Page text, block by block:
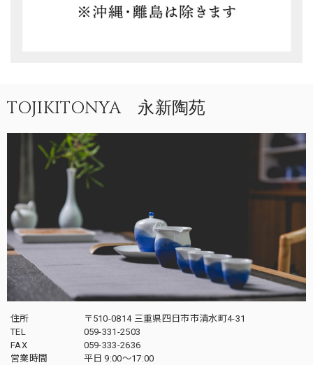
TOJIKITONYA 永新陶苑
住所
〒510-0814 三重県四日市市清水町4-31
TEL
059-331-2503
FAX
059-333-2636
営業時間
平日 9:00～17:00